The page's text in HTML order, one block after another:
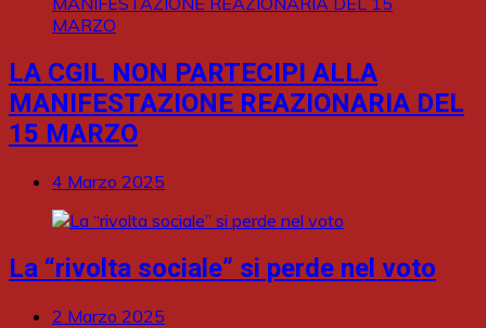
LA CGIL NON PARTECIPI ALLA
MANIFESTAZIONE REAZIONARIA DEL
15 MARZO
4 Marzo 2025
La “rivolta sociale” si perde nel voto
2 Marzo 2025